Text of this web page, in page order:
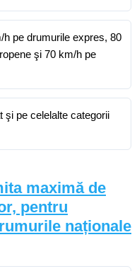
pe drumurile expres, 80
şi 70 km/h pe
şi pe celelalte categorii
maximă de
pentru
naționale